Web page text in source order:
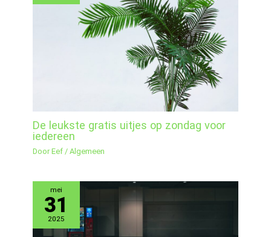
De leukste gratis uitjes op zondag voor
iedereen
DoorEef/Algemeen
mei
31
2025